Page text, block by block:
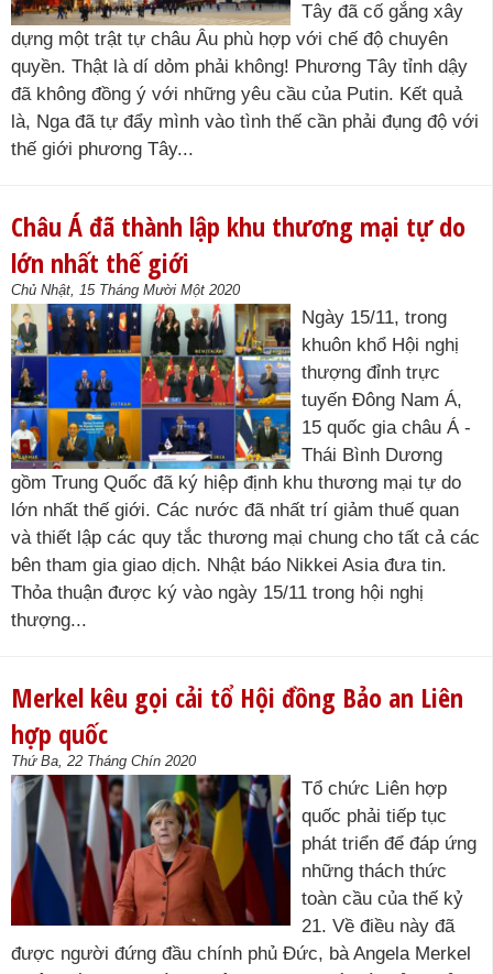
Tây đã cố gắng xây
dựng một trật tự châu Âu phù hợp với chế độ chuyên
quyền. Thật là dí dỏm phải không! Phương Tây tỉnh dậy
đã không đồng ý với những yêu cầu của Putin. Kết quả
là, Nga đã tự đẩy mình vào tình thế cần phải đụng độ với
thế giới phương Tây...
Châu Á đã thành lập khu thương mại tự do
lớn nhất thế giới
Chủ Nhật, 15 Tháng Mười Một 2020
Ngày 15/11, trong
khuôn khổ Hội nghị
thượng đỉnh trực
tuyến Đông Nam Á,
15 quốc gia châu Á -
Thái Bình Dương
gồm Trung Quốc đã ký hiệp định khu thương mại tự do
lớn nhất thế giới. Các nước đã nhất trí giảm thuế quan
và thiết lập các quy tắc thương mại chung cho tất cả các
bên tham gia giao dịch. Nhật báo Nikkei Asia đưa tin.
Thỏa thuận được ký vào ngày 15/11 trong hội nghị
thượng...
Merkel kêu gọi cải tổ Hội đồng Bảo an Liên
hợp quốc
Thứ Ba, 22 Tháng Chín 2020
Tổ chức Liên hợp
quốc phải tiếp tục
phát triển để đáp ứng
những thách thức
toàn cầu của thế kỷ
21. Về điều này đã
được người đứng đầu chính phủ Đức, bà Angela Merkel